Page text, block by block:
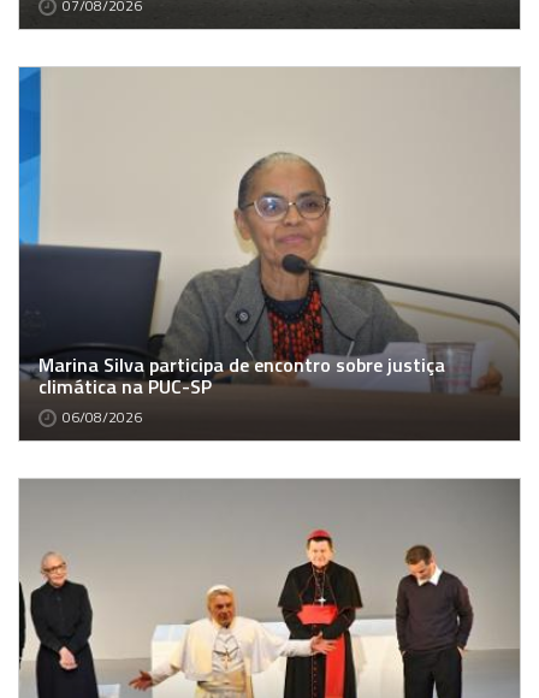
07/08/2026
Marina Silva participa de encontro sobre justiça
climática na PUC-SP
06/08/2026